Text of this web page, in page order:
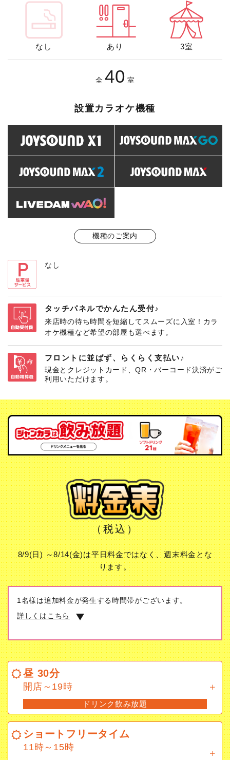
なし あり 3室
全 40 室
設置カラオケ機種
機種のご案内
なし
タッチパネルでかんたん受付♪
来店時の待ち時間を短縮してスムーズに入室！カラ
オケ機種など希望の部屋も選べます。
フロントに並ばず、らくらく支払い♪
現金とクレジットカード、QR・バーコード決済がご
利用いただけます。
（税込）
8/9(日) ～8/14(金)は平日料金ではなく、週末料金とな
ります。
1名様は追加料金が発生する時間帯がございます。
詳しくはこちら
昼 30分
開店～19時
ショートフリータイム
最終受付 12:30
昼 30分
開店～19時
ドリンク飲み放題
ショートフリータイム
11時～15時